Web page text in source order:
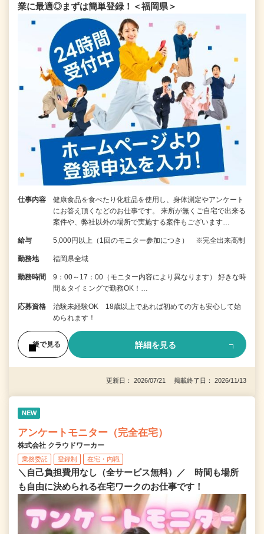
業に最適◎まずは簡単登録！＜福岡県＞
仕事内容
健康食品を食べたり化粧品を使用し、身体測定やアンケート
にお答え頂くなどのお仕事です。 来所が無くご自宅で出来る
案件や、弊社以外の場所で実施する案件もございます…
給与 5,000円以上（1回のモニター参加につき） ※完全出来高制
勤務地 福岡県全域
勤務時間
9：00～17：00（モニター内容により異なります） 好きな時
間＆タイミングで勤務OK！…
応募資格
治験未経験OK 18歳以上であれば初めての方も安心して始
められます！
後で見る 詳細を見る
更新日： 2026/07/21 掲載終了日： 2026/11/13
NEW
アンケートモニター（完全在宅）
株式会社 クラウドワーカー
業務委託 登録制 在宅・内職
＼自己負担費用なし（全サービス無料）／ 時間も場所
も自由に決められる在宅ワークのお仕事です！